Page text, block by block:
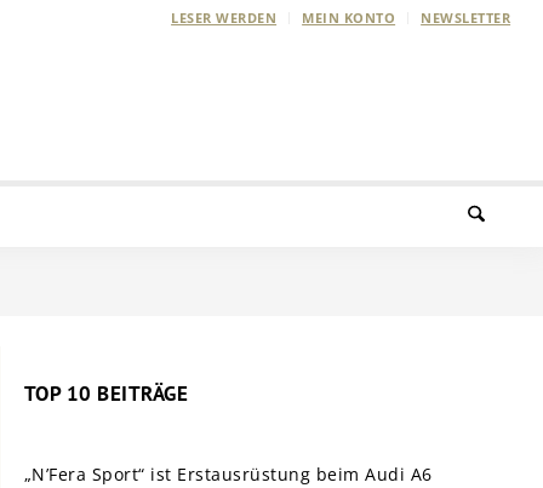
LESER WERDEN MEIN KONTO NEWSLETTER
TOP 10 BEITRÄGE
„N’Fera Sport“ ist Erstausrüstung beim Audi A6